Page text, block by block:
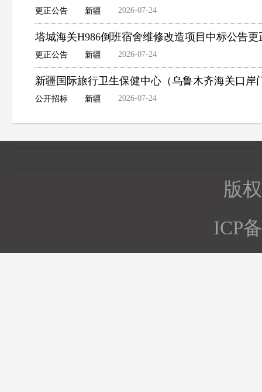
更正公告 新疆 2026-07-24
塔城海关H986倒班宿舍维修改造项目中标公告更
更正公告 新疆 2026-07-24
新疆国际旅行卫生保健中心（乌鲁木齐海关口
公开招标 新疆 2026-07-24
版
ICP